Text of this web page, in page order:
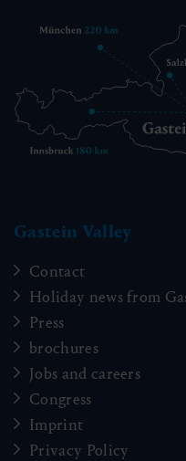
Gastein Valley
Contact
Holiday news from
Press
brochures
Jobs and careers
Congress
Imprint
Privacy Policy